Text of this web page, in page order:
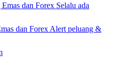
dan Forex Selalu ada
dan Forex Alert peluang &